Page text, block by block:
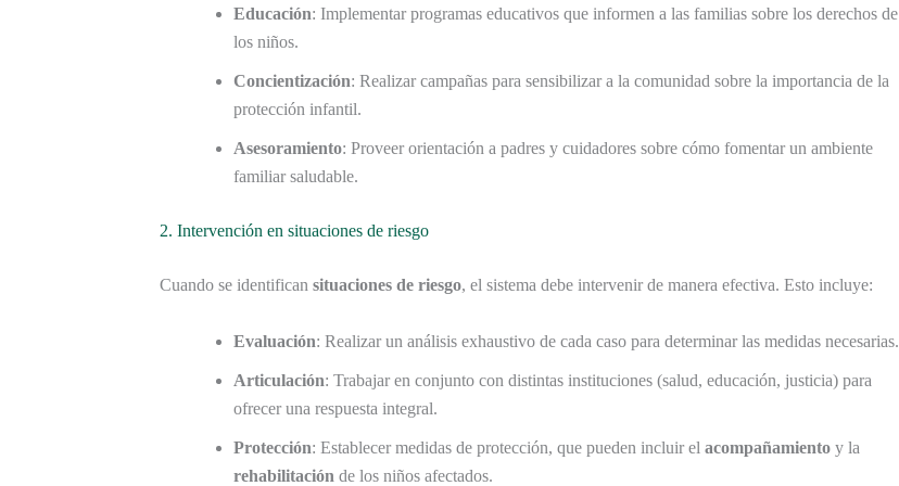
Educación: Implementar programas educativos que informen a las familias sobre los derechos de
los niños.
Concientización: Realizar campañas para sensibilizar a la comunidad sobre la importancia de la
protección infantil.
Asesoramiento: Proveer orientación a padres y cuidadores sobre cómo fomentar un ambiente
familiar saludable.
2. Intervención en situaciones de riesgo
Cuando se identifican situaciones de riesgo, el sistema debe intervenir de manera efectiva. Esto incluye:
Evaluación: Realizar un análisis exhaustivo de cada caso para determinar las medidas necesarias.
Articulación: Trabajar en conjunto con distintas instituciones (salud, educación, justicia) para
ofrecer una respuesta integral.
Protección: Establecer medidas de protección, que pueden incluir el acompañamiento y la
rehabilitación de los niños afectados.